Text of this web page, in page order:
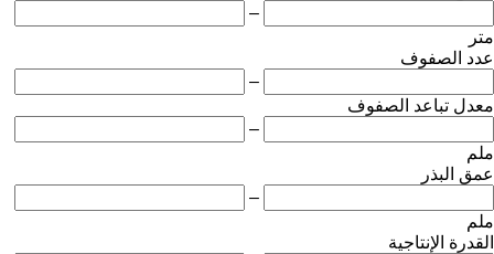
–
متر
عدد الصفوف
–
معدل تباعد الصفوف
–
ملم
عمق البذر
–
ملم
القدرة الإنتاجية